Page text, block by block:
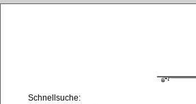
Schnellsuche: